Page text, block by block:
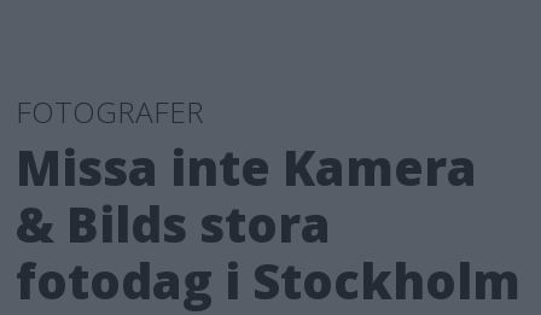
FOTOGRAFER
Missa inte Kamera
& Bilds stora
fotodag i Stockholm